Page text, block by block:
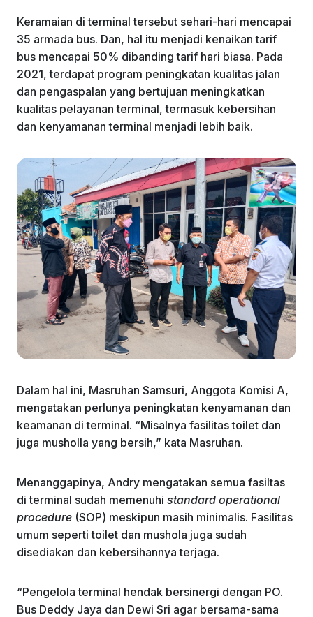
Keramaian di terminal tersebut sehari-hari mencapai
35 armada bus. Dan, hal itu menjadi kenaikan tarif
bus mencapai 50% dibanding tarif hari biasa. Pada
2021, terdapat program peningkatan kualitas jalan
dan pengaspalan yang bertujuan meningkatkan
kualitas pelayanan terminal, termasuk kebersihan
dan kenyamanan terminal menjadi lebih baik.
Dalam hal ini, Masruhan Samsuri, Anggota Komisi A,
mengatakan perlunya peningkatan kenyamanan dan
keamanan di terminal. “Misalnya fasilitas toilet dan
juga musholla yang bersih,” kata Masruhan.
Menanggapinya, Andry mengatakan semua fasiltas
di terminal sudah memenuhi standard operational
procedure (SOP) meskipun masih minimalis. Fasilitas
umum seperti toilet dan mushola juga sudah
disediakan dan kebersihannya terjaga.
“Pengelola terminal hendak bersinergi dengan PO.
Bus Deddy Jaya dan Dewi Sri agar bersama-sama